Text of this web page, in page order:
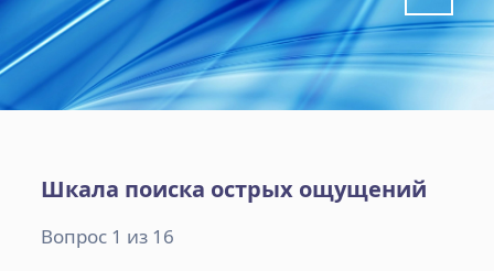
Шкала поиска острых ощущений
Вопрос 1 из 16